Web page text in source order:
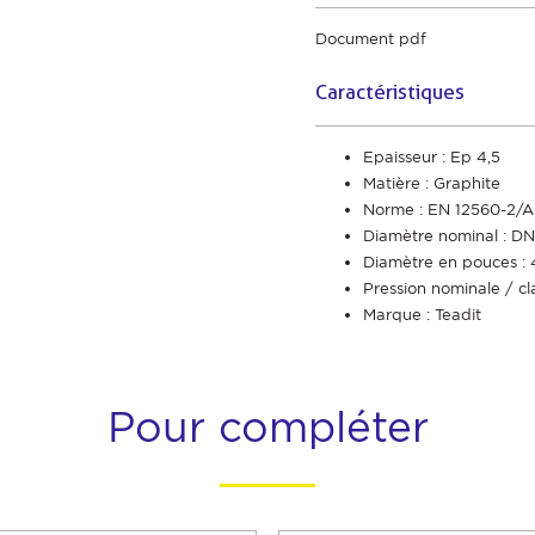
Document pdf
Caractéristiques
Epaisseur : Ep 4,5
Matière : Graphite
Norme : EN 12560-2/
Diamètre nominal :
Diamètre en pouces :
Pression nominale /
Marque : Teadit
Pour compléter